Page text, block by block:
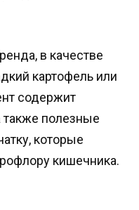
в качестве
картофель или
содержит
также полезные
которые
кишечника.